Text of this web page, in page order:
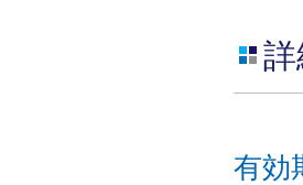
詳
有効